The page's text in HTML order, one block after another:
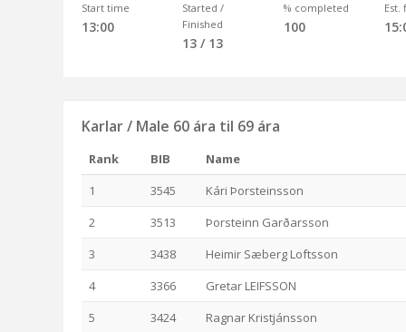
Start time
13:00
Started /
Finished
13 / 13
% completed
100
Est.
Karlar / Male 60 ára til 69 ára
Rank BIB
Name
1
3545
Kári Þorsteinsson
2
3513
Þorsteinn Garðarsson
3
3438
Heimir Sæberg Loftsson
4
3366
Gretar LEIFSSON
5
3424
Ragnar Kristjánsson